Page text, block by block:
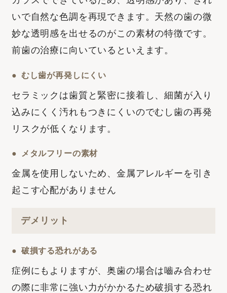
いで自然な色調を再現できます。天然の歯の微
妙な透明感を出せるのがこの素材の特徴です。
前歯の治療に向いているといえます。
むし歯が再発しにくい
セラミックは歯質と緊密に接着し、細菌が入り
込みにくく汚れもつきにくいのでむし歯の再発
リスクが低くなります。
メタルフリーの素材
金属を使用しないため、金属アレルギーを引き
起こす心配がありません
デメリット
破損する恐れがある
症例にもよりますが、奥歯の場合は嚙み合わせ
の際に非常に強い力がかかるため破損する恐れ